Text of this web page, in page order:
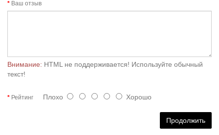
Ваш отзыв
Внимание: HTML не поддерживается! Используйте обычный
текст!
Рейтинг Плохо Хорошо
Продолжить